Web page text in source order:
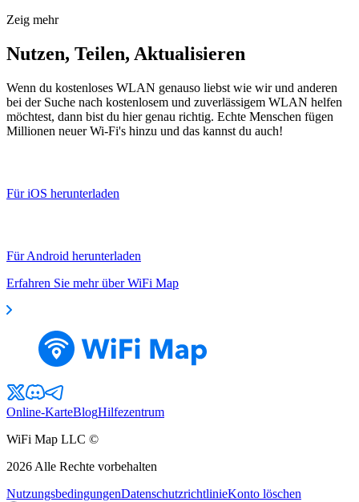
Zeig mehr
Nutzen, Teilen, Aktualisieren
Wenn du kostenloses WLAN genauso liebst wie wir und anderen
bei der Suche nach kostenlosem und zuverlässigem WLAN helfen
möchtest, dann bist du hier genau richtig. Echte Menschen fügen
Millionen neuer Wi-Fi's hinzu und das kannst du auch!
Für iOS herunterladen
Für Android herunterladen
Erfahren Sie mehr über WiFi Map
Online-KarteBlogHilfezentrum
WiFi Map LLC ©
2026 Alle Rechte vorbehalten
NutzungsbedingungenDatenschutzrichtlinieKonto löschen